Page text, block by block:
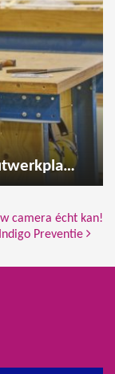
Vrijwilligers gezocht voor de houtwerkplaats
camera écht kan!
Preventie